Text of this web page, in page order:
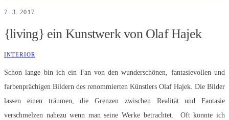
7. 3. 2017
{living} ein Kunstwerk von Olaf Hajek
INTERIOR
Schon lange bin ich ein Fan von den wunderschönen, fantasievollen und
farbenprächigen Bildern des renommierten Künstlers Olaf Hajek. Die Bilder
lassen einen träumen, die Grenzen zwischen Realität und Fantasie
verschmelzen nahezu wenn man seine Werke betrachtet. Oft konnte ich